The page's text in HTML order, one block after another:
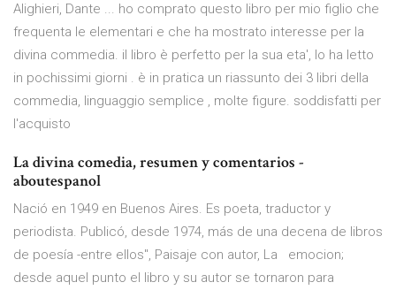
Alighieri, Dante ... ho comprato questo libro per mio figlio che
frequenta le elementari e che ha mostrato interesse per la
divina commedia. il libro è perfetto per la sua eta', lo ha letto
in pochissimi giorni . è in pratica un riassunto dei 3 libri della
commedia, linguaggio semplice , molte figure. soddisfatti per
l'acquisto
La divina comedia, resumen y comentarios -
aboutespanol
Nació en 1949 en Buenos Aires. Es poeta, traductor y
periodista. Publicó, desde 1974, más de una decena de libros
de poesía -entre ellos", Paisaje con autor, La emocion;
desde aquel punto el libro y su autor se tornaron para